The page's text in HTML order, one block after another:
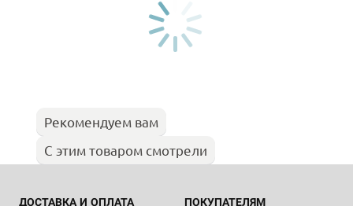
Рекомендуем вам
С этим товаром смотрели
ДОСТАВКА И ОПЛАТА ПОКУПАТЕЛЯМ